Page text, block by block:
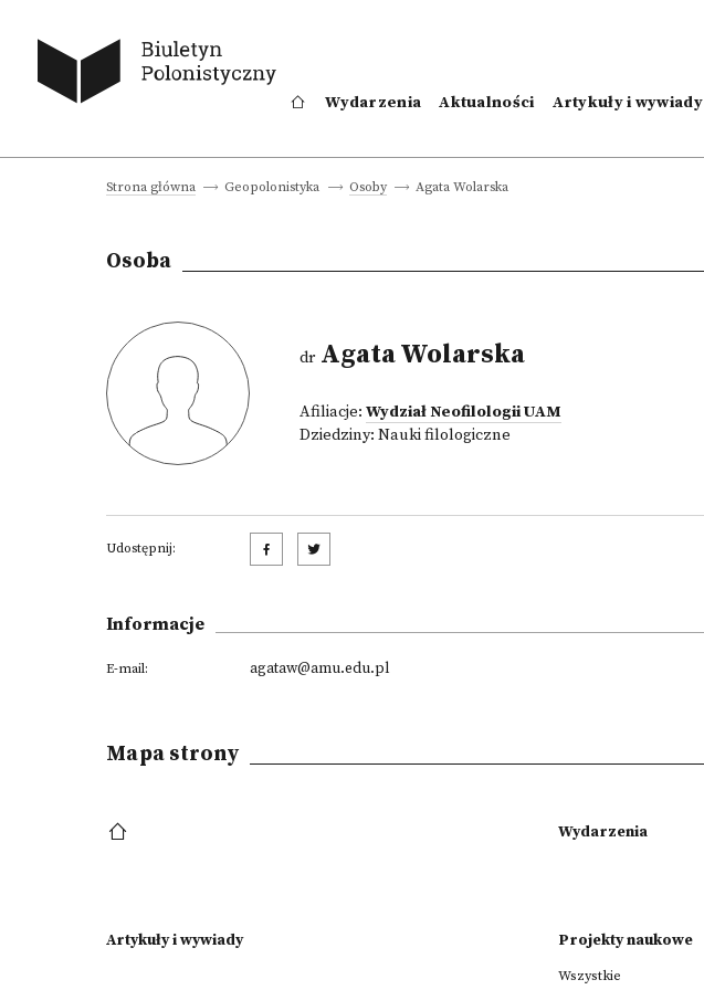
Wydarzenia Aktualności Artykuły i wywiady
Strona główna Geopolonistyka Osoby Agata Wolarska
Osoba
drAgata Wolarska
Afiliacje: Wydział Neofilologii UAM
Dziedziny: Nauki filologiczne
Udostępnij:
Informacje
E-mail: agataw@amu.edu.pl
Mapa strony
Wydarzenia
Artykuły i wywiady Projekty naukowe
Wszystkie